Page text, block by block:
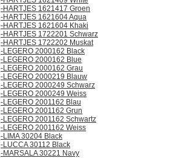
-HARTJES 1621417 Groen
-HARTJES 1621604 Aqua
-HARTJES 1621604 Khaki
-HARTJES 1722201 Schwarz
-HARTJES 1722202 Muskat
-LEGERO 2000162 Black
-LEGERO 2000162 Blue
-LEGERO 2000162 Grau
-LEGERO 2000219 Blauw
-LEGERO 2000249 Schwarz
-LEGERO 2000249 Weiss
-LEGERO 2001162 Blau
-LEGERO 2001162 Grun
-LEGERO 2001162 Schwartz
-LEGERO 2001162 Weiss
-LIMA 30204 Black
-LUCCA 30112 Black
-MARSALA 30221 Navy